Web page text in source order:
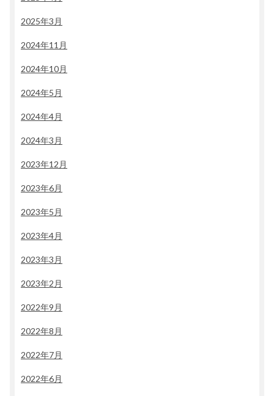
2025年3月
2024年11月
2024年10月
2024年5月
2024年4月
2024年3月
2023年12月
2023年6月
2023年5月
2023年4月
2023年3月
2023年2月
2022年9月
2022年8月
2022年7月
2022年6月